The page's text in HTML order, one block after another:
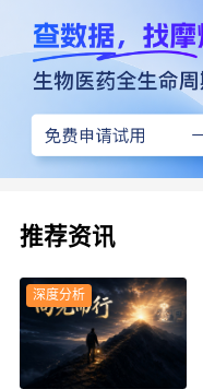
推荐资讯
深度分析